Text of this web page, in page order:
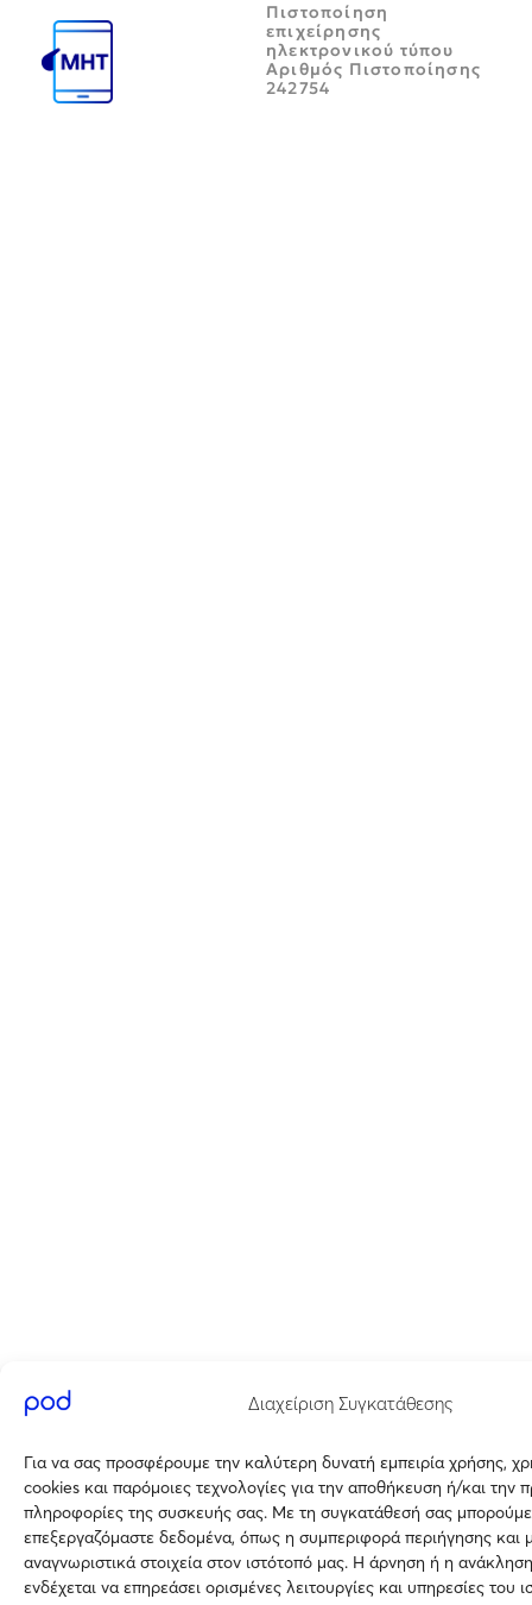
Διαχείριση Συγκατάθεσης
Για να σας προσφέρουμε την καλύτερη δυνατή εμπειρία χρήσης,
cookies και παρόμοιες τεχνολογίες για την αποθήκευση ή/και την
πληροφορίες της συσκευής σας. Με τη συγκατάθεσή σας
επεξεργαζόμαστε δεδομένα, όπως η συμπεριφορά περιήγησης και
αναγνωριστικά στοιχεία στον ιστότοπό μας. Η άρνηση ή η
ενδέχεται να επηρεάσει ορισμένες λειτουργίες και υπηρεσίες του
Πιστοποίηση
επιχείρησης
ηλεκτρονικού τύπου
Αριθμός Πιστοποίησης
242754